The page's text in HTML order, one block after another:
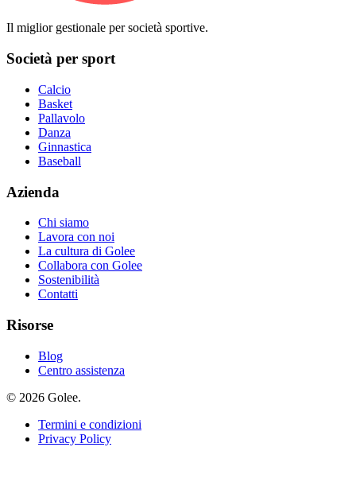
Il miglior gestionale per società sportive.
Società per sport
Calcio
Basket
Pallavolo
Danza
Ginnastica
Baseball
Azienda
Chi siamo
Lavora con noi
La cultura di Golee
Collabora con Golee
Sostenibilità
Contatti
Risorse
Blog
Centro assistenza
© 2026 Golee.
Termini e condizioni
Privacy Policy